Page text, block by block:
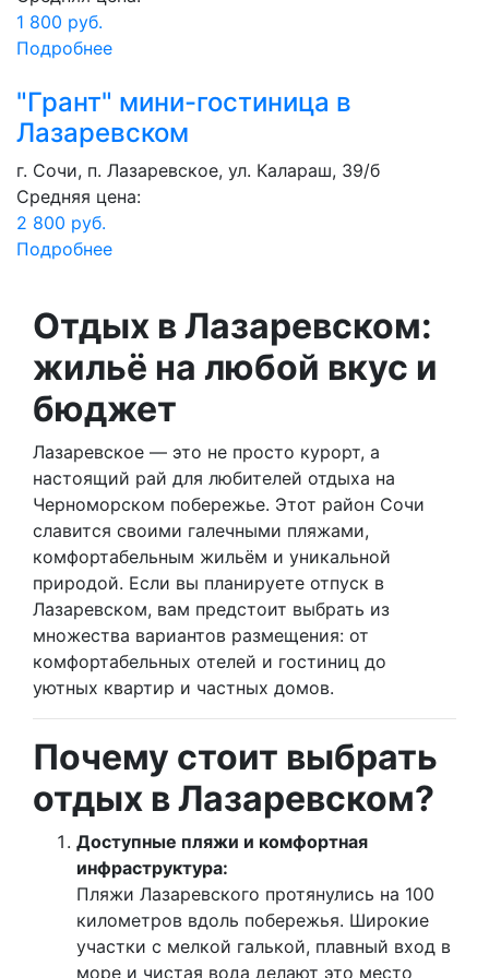
1 800 руб.
Подробнее
"Грант" мини-гостиница в
Лазаревском
г. Сочи, п. Лазаревское, ул. Калараш, 39/б
Средняя цена:
2 800 руб.
Подробнее
Отдых в Лазаревском:
жильё на любой вкус и
бюджет
Лазаревское — это не просто курорт, а
настоящий рай для любителей отдыха на
Черноморском побережье. Этот район Сочи
славится своими галечными пляжами,
комфортабельным жильём и уникальной
природой. Если вы планируете отпуск в
Лазаревском, вам предстоит выбрать из
множества вариантов размещения: от
комфортабельных отелей и гостиниц до
уютных квартир и частных домов.
Почему стоит выбрать
отдых в Лазаревском?
Доступные пляжи и комфортная
инфраструктура:
Пляжи Лазаревского протянулись на 100
километров вдоль побережья. Широкие
участки с мелкой галькой, плавный вход в
море и чистая вода делают это место